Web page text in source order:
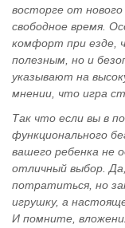
восторге от
свободное время.
комфорт при езде,
полезным, но и
указывают на
мнении, что игра
Так что если вы в
функционального
вашего ребенка не
отличный выбор.
потратиться, но
игрушку, а
И помните,